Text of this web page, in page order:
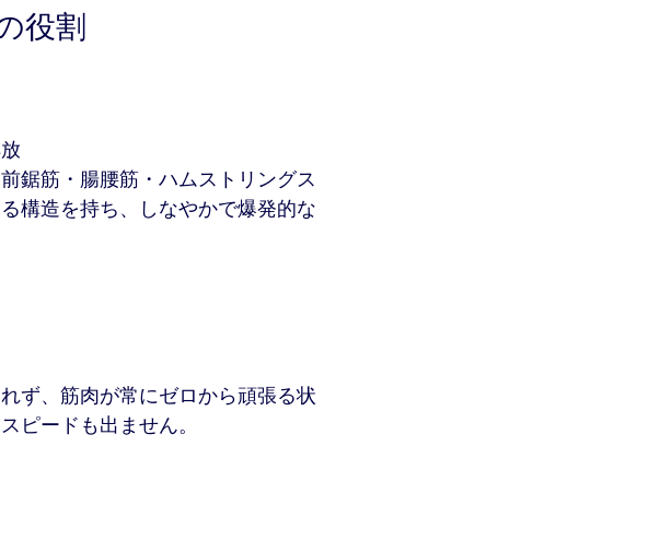
役割
鋸筋・腸腰筋・ハムストリングス
構造を持ち、しなやかで爆発的な
ず、筋肉が常にゼロから頑張る状
ピードも出ません。